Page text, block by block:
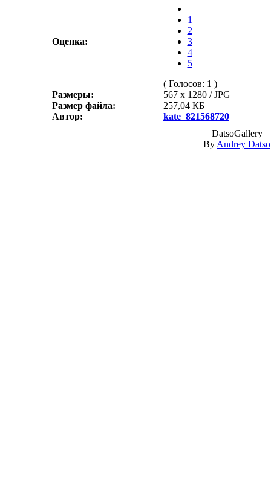
Оценка:
1
2
3
4
5
( Голосов: 1 )
Размеры:
567 x 1280 / JPG
Размер файла:
257,04 КБ
Автор:
kate_821568720
DatsoGallery
By Andrey Datso